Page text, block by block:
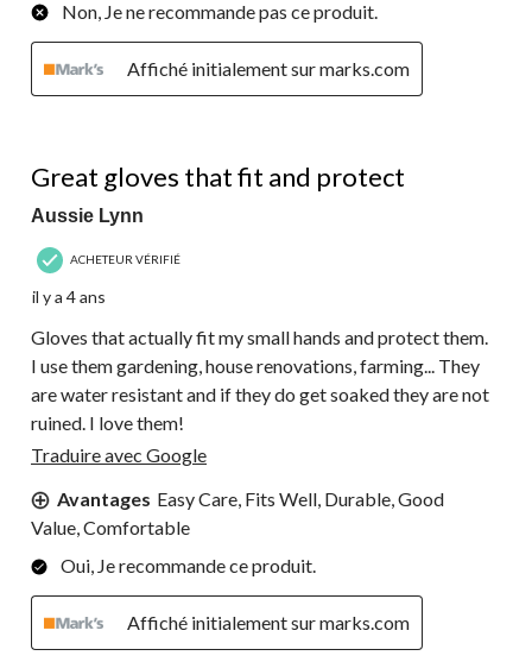
Non, Je ne recommande pas ce produit.
Affiché initialement sur marks.com
Great gloves that fit and protect
Aussie Lynn
ACHETEUR VÉRIFIÉ
il y a 4 ans
Gloves that actually fit my small hands and protect them.
I use them gardening, house renovations, farming... They
are water resistant and if they do get soaked they are not
ruined. I love them!
Traduire avec Google
Avantages Easy Care, Fits Well, Durable, Good
Value, Comfortable
Oui, Je recommande ce produit.
Affiché initialement sur marks.com